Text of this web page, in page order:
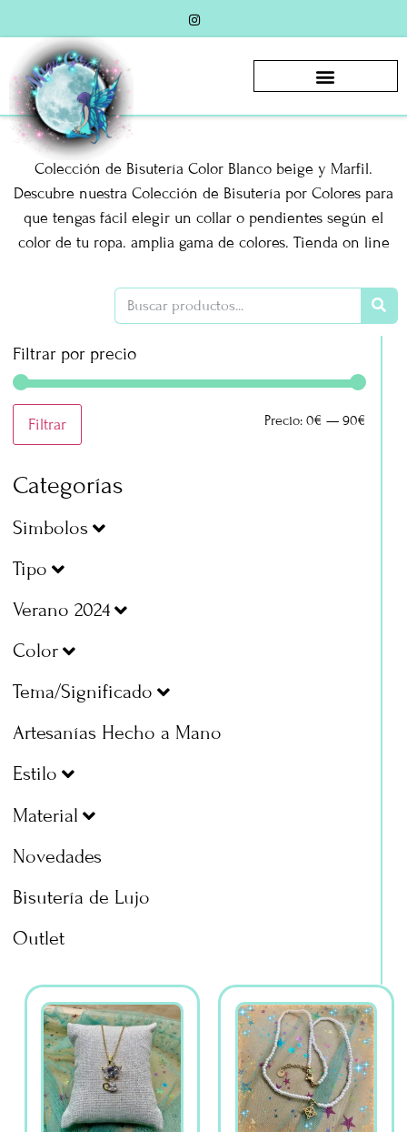
Colección de Bisutería Color Blanco beige y Marfil.
Descubre nuestra Colección de Bisutería por Colores para
que tengas fácil elegir un collar o pendientes según el
color de tu ropa. amplia gama de colores. Tienda on line
Filtrar por precio
Filtrar Precio: 0€ — 90€
Categorías
Simbolos
Tipo
Verano 2024
Color
Tema/Significado
Artesanías Hecho a Mano
Estilo
Material
Novedades
Bisutería de Lujo
Outlet